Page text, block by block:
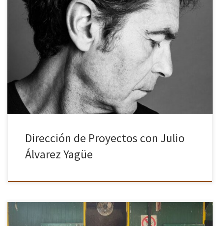
Dirección de Proyectos con Julio
Álvarez Yagüe